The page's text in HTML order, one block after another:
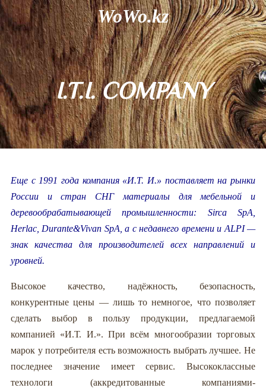
WoWo.kz
I.T.I. COMPANY
Еще с 1991 года компания «И.Т. И.» поставляет на рынки
России и стран СНГ материалы для мебельной и
деревообрабатывающей промышленности: Sirca SpA,
Herlac, Durante&Vivan SpA, а с недавнего времени и ALPI —
знак качества для производителей всех направлений и
уровней.
Высокое качество, надёжность, безопасность,
конкурентные цены — лишь то немногое, что позволяет
сделать выбор в пользу продукции, предлагаемой
компанией «И.Т. И.». При всём многообразии торговых
марок у потребителя есть возможность выбрать лучшее. Не
последнее значение имеет сервис. Высококлассные
технологи (аккредитованные компаниями-